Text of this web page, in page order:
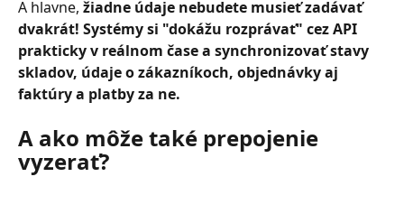
A hlavne, žiadne údaje nebudete musieť zadávať
dvakrát! Systémy si "dokážu rozprávať" cez API
prakticky v reálnom čase a synchronizovať stavy
skladov, údaje o zákazníkoch, objednávky aj
faktúry a platby za ne.
A ako môže také prepojenie
vyzerať?